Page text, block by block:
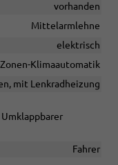
vorhanden
Mittelarmlehne
elektrisch
Klimaautomatik
mit Lenkradheizung
Fahrer